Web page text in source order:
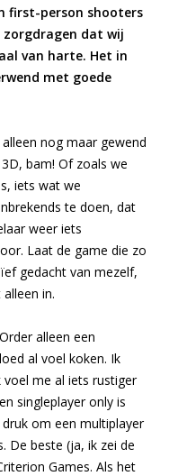
first-person shooters
zorgdragen dat wij
van harte. Het in
met goede
nog maar gewend
bam! Of zoals we
iets wat we
te doen, dat
weer iets
Laat de game die zo
gedacht van mezelf,
in.
alleen een
al voel koken. Ik
voel me al iets rustiger
singleplayer only is
om een multiplayer
De beste (ja, ik zei de
Games. Als het